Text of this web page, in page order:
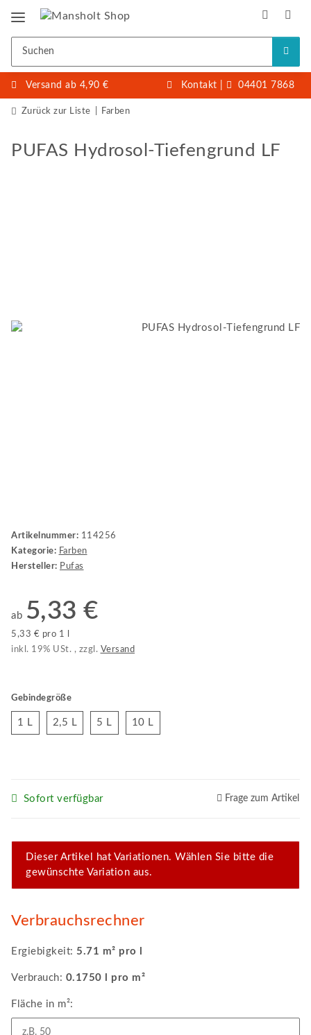
Versand ab 4,90 € Kontakt 04401 7868
Zurück zur Liste Farben
PUFAS Hydrosol-Tiefengrund LF
Artikelnummer: 114256
Kategorie: Farben
Hersteller: Pufas
ab 5,33 €
5,33 € pro 1 l
inkl. 19% USt. , zzgl. Versand
Gebindegröße
1 L 2,5 L 2,5 L5 L 10 L
Sofort verfügbar Frage zum Artikel
x
Dieser Artikel hat Variationen. Wählen Sie bitte die
gewünschte Variation aus.
Verbrauchsrechner
Ergiebigkeit: 5.71 m² pro l
Verbrauch: 0.1750 l pro m²
Fläche in m²: